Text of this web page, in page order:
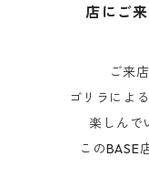
店にご
ご来
ゴリラによ
楽しんで
このBASE